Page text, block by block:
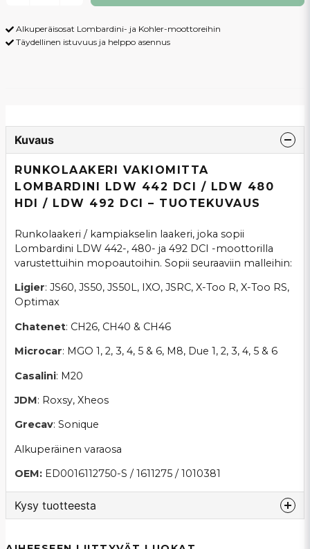
Alkuperäisosat Lombardini- ja Kohler-moottoreihin
Täydellinen istuvuus ja helppo asennus
Kuvaus
RUNKOLAAKERI VAKIOMITTA
LOMBARDINI LDW 442 DCI / LDW 480
HDI / LDW 492 DCI – TUOTEKUVAUS
Runkolaakeri / kampiakselin laakeri, joka sopii
Lombardini LDW 442-, 480- ja 492 DCI -moottorilla
varustettuihin mopoautoihin. Sopii seuraaviin malleihin:
Ligier: JS60, JS50, JS50L, IXO, JSRC, X-Too R, X-Too RS,
Optimax
Chatenet: CH26, CH40 & CH46
Microcar: MGO 1, 2, 3, 4, 5 & 6, M8, Due 1, 2, 3, 4, 5 & 6
Casalini: M20
JDM: Roxsy, Xheos
Grecav: Sonique
Alkuperäinen varaosa
OEM: ED0016112750-S / 1611275 / 1010381
Kysy tuotteesta
Kysy meiltä tästä tuotteesta...